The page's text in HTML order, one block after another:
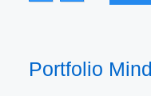
Portfolio